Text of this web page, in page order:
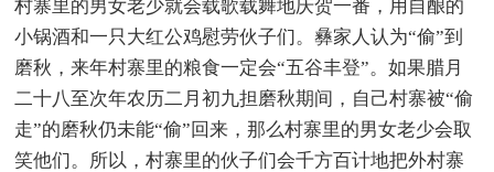
村寨里的男女老少就会载歌载舞地庆贺一番，用自酿的
小锅酒和一只大红公鸡慰劳伙子们。彝家人认为“偷”到
磨秋，来年村寨里的粮食一定会“五谷丰登”。如果腊月
二十八至次年农历二月初九担磨秋期间，自己村寨被“偷
走”的磨秋仍未能“偷”回来，那么村寨里的男女老少会取
笑他们。所以，村寨里的伙子们会千方百计地把外村寨